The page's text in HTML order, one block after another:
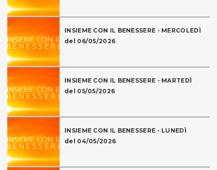
INSIEME CON IL BENESSERE - MERCOLEDÌ
del 06/05/2026
INSIEME CON IL BENESSERE - MARTEDÌ
del 05/05/2026
INSIEME CON IL BENESSERE - LUNEDÌ
del 04/05/2026